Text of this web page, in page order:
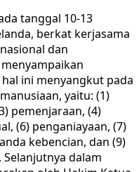
tanggal 10-13
berkat kerjasama
dan
ini menyangkut pada
yaitu: (1)
pemenjaraan, (4)
(6) penganiayaan, (7)
kebencian, dan (9)
dalam